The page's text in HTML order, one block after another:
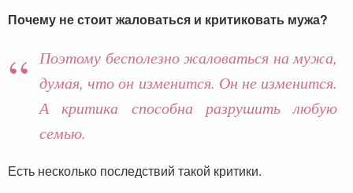
Почему не стоит жаловаться и критиковать мужа?
Поэтому бесполезно жаловаться на мужа,
думая, что он изменится. Он не изменится.
А критика способна разрушить любую
семью.
Есть несколько последствий такой критики.